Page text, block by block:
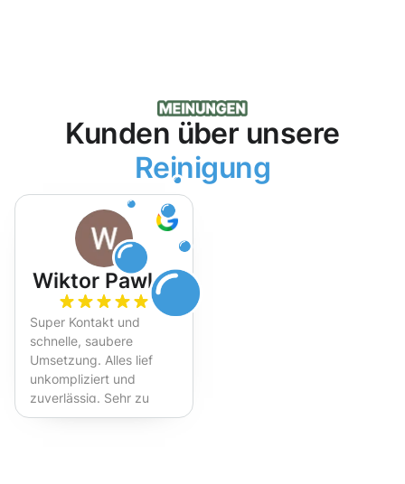
Kunden über unsere
Reinigung
Wiktor Pawlak
Super Kontakt und
schnelle, saubere
Umsetzung. Alles lief
unkompliziert und
zuverlässig. Sehr zu
empfehlen!